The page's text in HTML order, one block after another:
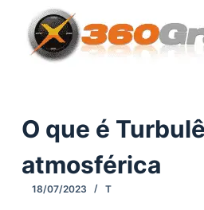
pO que é
atmosférica
18/07/2023 T